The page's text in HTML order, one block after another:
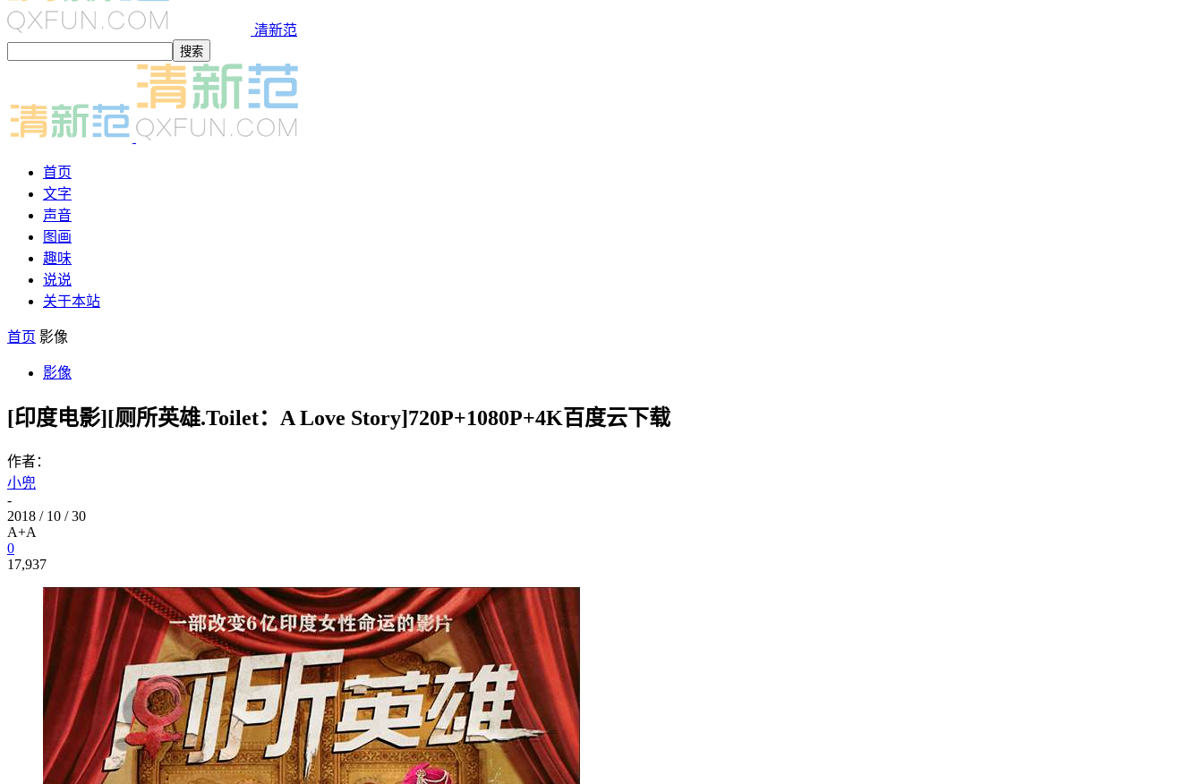
清新范
首页
文字
声音
图画
趣味
说说
关于本站
首页 影像
影像
[印度电影][厕所英雄.Toilet：A Love Story]720P+1080P+4K百度云下载
作者：
小兜
-
2018 / 10 / 30
A+A
0
17,937